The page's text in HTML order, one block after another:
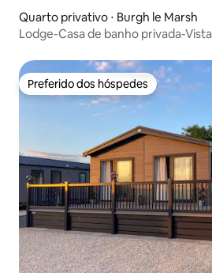
Quarto privativo ⋅ Burgh le Marsh
Lodge-Casa de banho privada-
Preferido dos hóspedes
Preferido dos hóspedes